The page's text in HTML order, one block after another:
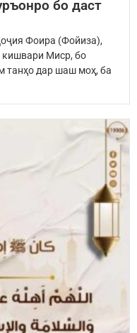
бо даст
Фоира (Фойиза),
кишвари Миср, бо
танҳо дар шаш моҳ, ба